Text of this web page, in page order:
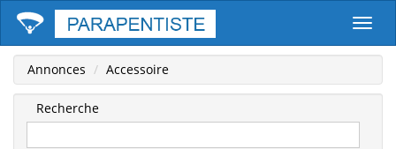
Annonces Accessoire
Recherche